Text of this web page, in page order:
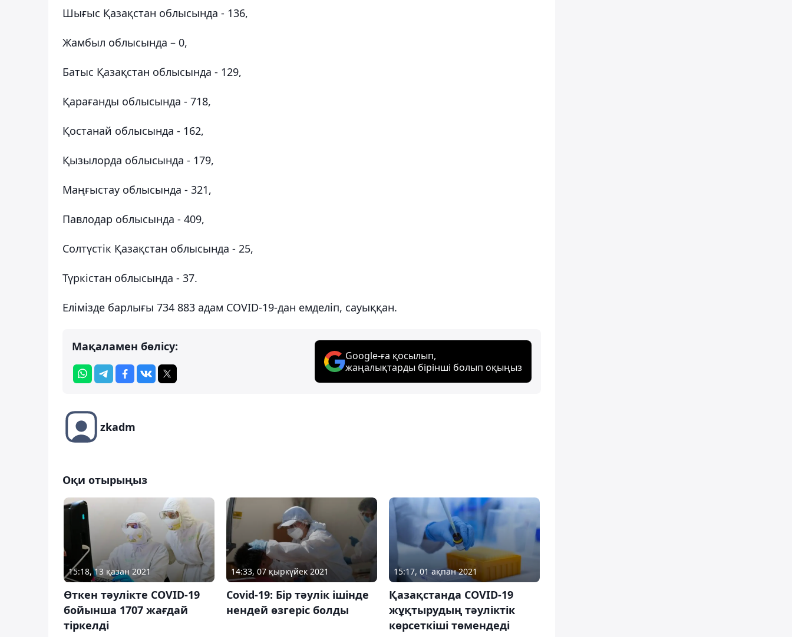
Шығыс Қазақстан облысында - 136,
Жамбыл облысында – 0,
Батыс Қазақстан облысында - 129,
Қарағанды облысында - 718,
Қостанай облысында - 162,
Қызылорда облысында - 179,
Маңғыстау облысында - 321,
Павлодар облысында - 409,
Солтүстік Қазақстан облысында - 25,
Түркістан облысында - 37.
Елімізде барлығы 734 883 адам COVID-19-дан емделіп, сауыққан.
Мақаламен бөлісу:
Google-ға қосылып,
жаңалықтарды бірінші болып оқыңыз
zkadm
Оқи отырыңыз
15:18, 13 қазан 2021
Өткен тәулікте COVID-19
бойынша 1707 жағдай
тіркелді
14:33, 07 қыркүйек 2021
Covid-19: Бір тәулік ішінде
нендей өзгеріс болды
15:17, 01 ақпан 2021
Қазақстанда COVID-19
жұқтырудың тәуліктік
көрсеткіші төмендеді